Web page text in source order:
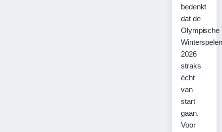
bedenkt
dat de
Olympische
Winterspelen
2026
straks
écht
van
start
gaan.
Voor